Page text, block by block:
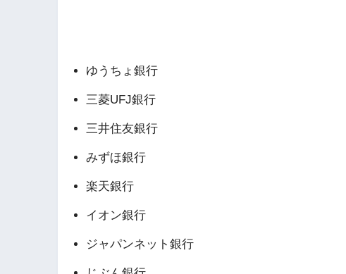
ゆうちょ銀行
三菱UFJ銀行
三井住友銀行
みずほ銀行
楽天銀行
イオン銀行
ジャパンネット銀行